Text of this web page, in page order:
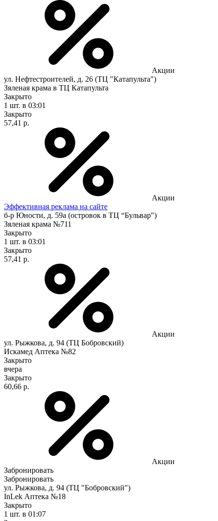
Акции
ул. Нефтестроителей, д. 26 (ТЦ "Катапульта")
Зяленая крама в ТЦ Катапульта
Закрыто
1 шт. в 03:01
Закрыто
57,41 р.
Акции
Эффективная реклама на сайте
б-р Юности, д. 59а (островок в ТЦ “Бульвар")
Зяленая крама №711
Закрыто
1 шт. в 03:01
Закрыто
57,41 р.
Акции
ул. Рыжкова, д. 94 (ТЦ Бобровский)
Искамед Аптека №82
Закрыто
вчера
Закрыто
60,66 р.
Акции
Забронировать
Забронировать
ул. Рыжкова, д. 94 (ТЦ "Бобровский")
InLek Аптека №18
Закрыто
1 шт. в 01:07